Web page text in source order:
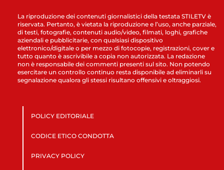
La riproduzione dei contenuti giornalistici della testata STILETV è
riservata. Pertanto, è vietata la riproduzione e l’uso, anche parziale,
di testi, fotografie, contenuti audio/video, filmati, loghi, grafiche
aziendali e pubblicitarie, con qualsiasi dispositivo
elettronico/digitale o per mezzo di fotocopie, registrazioni, cover e
tutto quanto è ascrivibile a copia non autorizzata. La redazione
non è responsabile dei commenti presenti sul sito. Non potendo
esercitare un controllo continuo resta disponibile ad eliminarli su
segnalazione qualora gli stessi risultano offensivi e oltraggiosi.
POLICY EDITORIALE
CODICE ETICO CONDOTTA
PRIVACY POLICY